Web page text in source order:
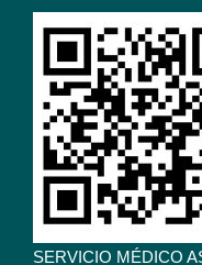
SERVICIO MÉDICO